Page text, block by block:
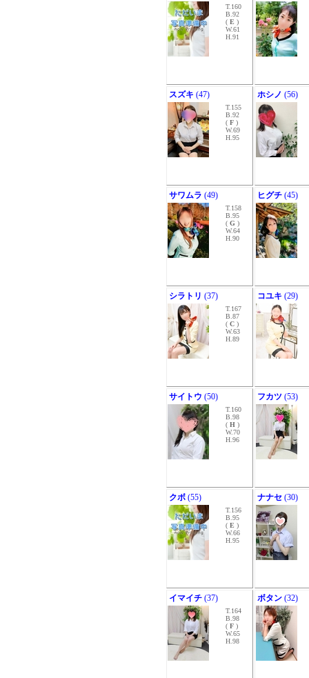
T.160
B.92
( E )
W.61
H.91
スズキ (47)
T.155
B.92
( F )
W.69
H.95
ホシノ (56)
サワムラ (49)
T.158
B.95
( G )
W.64
H.90
ヒグチ (45)
シラトリ (37)
T.167
B.87
( C )
W.63
H.89
コユキ (29)
サイトウ (50)
T.160
B.98
( H )
W.70
H.96
フカツ (53)
クボ (55)
T.156
B.95
( E )
W.66
H.95
ナナセ (30)
イマイチ (37)
T.164
B.98
( F )
W.65
H.98
ボタン (32)